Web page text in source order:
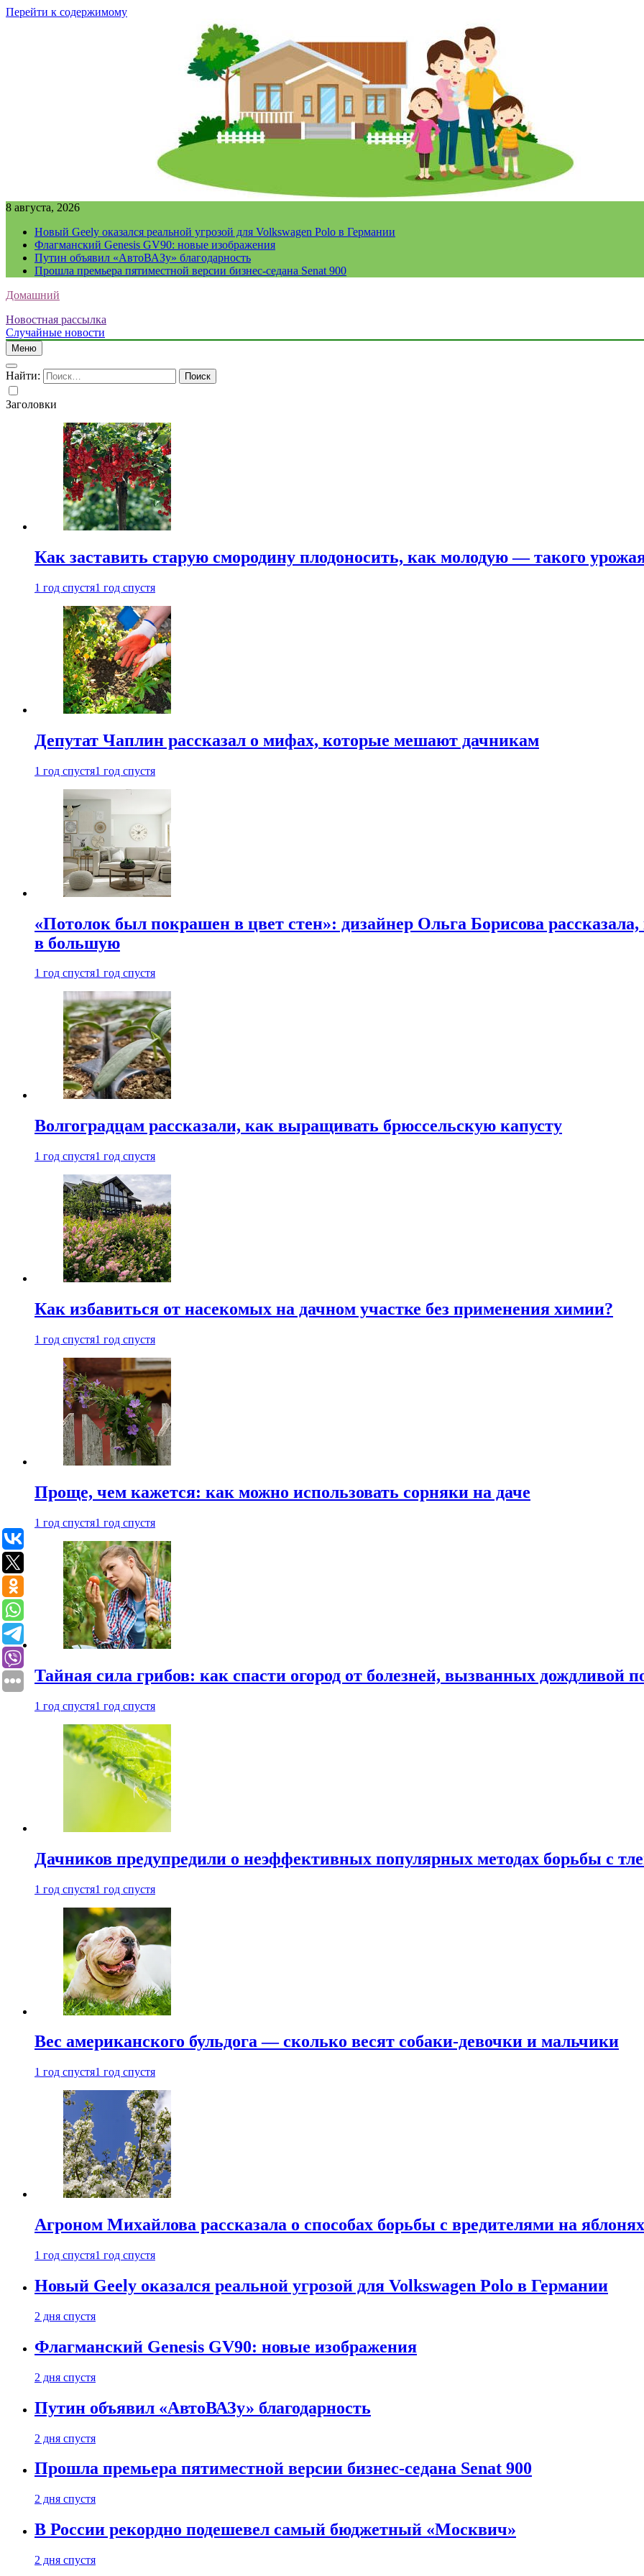
Перейти к содержимому
8 августа, 2026
Новый Geely оказался реальной угрозой для Volkswagen Polo в Германии
Флагманский Genesis GV90: новые изображения
Путин объявил «АвтоВАЗу» благодарность
Прошла премьера пятиместной версии бизнес-седана Senat 900
Домашний
Новостная рассылка
Случайные новости
Меню
Найти:
Заголовки
Как заставить старую смородину плодоносить, как молодую — такого
1 год спустя1 год спустя
Депутат Чаплин рассказал о мифах, которые мешают дачникам
1 год спустя1 год спустя
«Потолок был покрашен в цвет стен»: дизайнер Ольга Борисова
в большую
1 год спустя1 год спустя
Волгоградцам рассказали, как выращивать брюссельскую капусту
1 год спустя1 год спустя
Как избавиться от насекомых на дачном участке без применения химии?
1 год спустя1 год спустя
Проще, чем кажется: как можно использовать сорняки на даче
1 год спустя1 год спустя
Тайная сила грибов: как спасти огород от болезней, вызванных дождливой
1 год спустя1 год спустя
Дачников предупредили о неэффективных популярных методах борьбы с
1 год спустя1 год спустя
Вес американского бульдога — сколько весят собаки-девочки и мальчики
1 год спустя1 год спустя
Агроном Михайлова рассказала о способах борьбы с вредителями на яблонях
1 год спустя1 год спустя
Новый Geely оказался реальной угрозой для Volkswagen Polo в Германии
2 дня спустя
Флагманский Genesis GV90: новые изображения
2 дня спустя
Путин объявил «АвтоВАЗу» благодарность
2 дня спустя
Прошла премьера пятиместной версии бизнес-седана Senat 900
2 дня спустя
В России рекордно подешевел самый бюджетный «Москвич»
2 дня спустя